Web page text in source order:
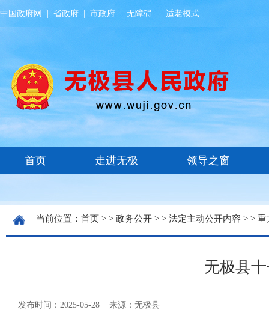
中国政府网 省政府 市政府 无障碍 适老模式
当前位置： 首页 > > 政务公开 > > 法定主动公开内容 > > 重
无极县
发布时间：2025-05-28 来源：无极县